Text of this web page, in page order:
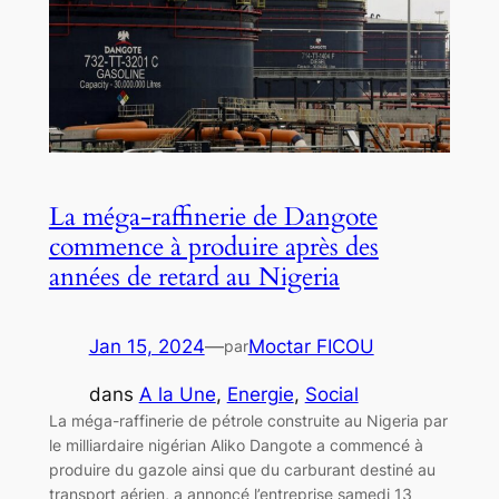
La méga-raffinerie de Dangote
commence à produire après des
années de retard au Nigeria
Jan 15, 2024—parMoctar FICOU
dans A la Une, Energie, Social
La méga-raffinerie de pétrole construite au Nigeria par
le milliardaire nigérian Aliko Dangote a commencé à
produire du gazole ainsi que du carburant destiné au
transport aérien, a annoncé l’entreprise samedi 13